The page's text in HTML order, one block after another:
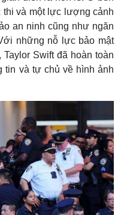
và một lực lượng cảnh
an ninh cũng như ngăn
những nỗ lực bảo mật
Swift đã hoàn toàn
tin và tự chủ về hình ảnh